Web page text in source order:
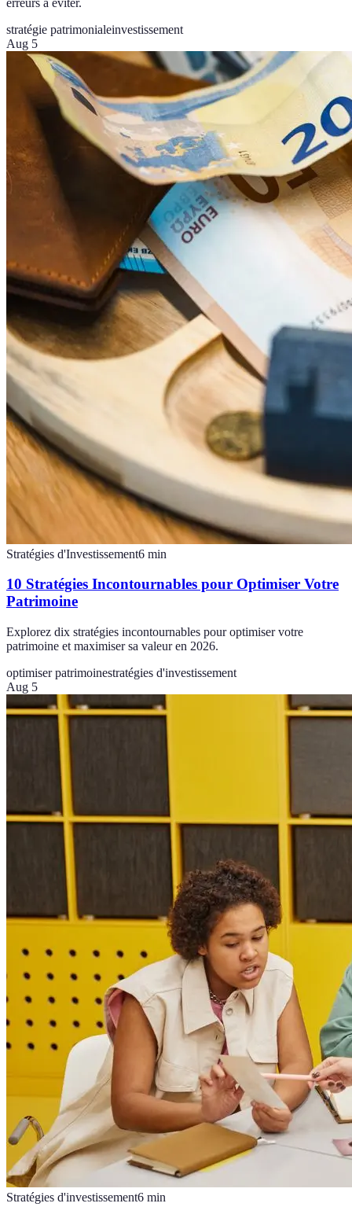
stratégie patrimonialeinvestissement
Aug 5
Stratégies d'Investissement6 min
10 Stratégies Incontournables pour Optimiser Votre
Patrimoine
Explorez dix stratégies incontournables pour optimiser votre
patrimoine et maximiser sa valeur en 2026.
optimiser patrimoinestratégies d'investissement
Aug 5
Stratégies d'investissement6 min